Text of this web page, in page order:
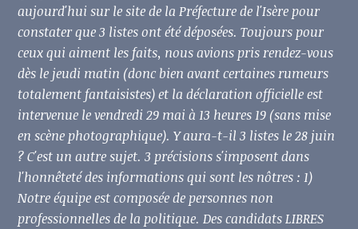
aujourd'hui sur le site de la Préfecture de l'Isère pour
constater que 3 listes ont été déposées. Toujours pour
ceux qui aiment les faits, nous avions pris rendez-vous
dès le jeudi matin (donc bien avant certaines rumeurs
totalement fantaisistes) et la déclaration officielle est
intervenue le vendredi 29 mai à 13 heures 19 (sans mise
en scène photographique). Y aura-t-il 3 listes le 28 juin
? C'est un autre sujet. 3 précisions s'imposent dans
l'honnêteté des informations qui sont les nôtres : 1)
Notre équipe est composée de personnes non
professionnelles de la politique. Des candidats LIBRES